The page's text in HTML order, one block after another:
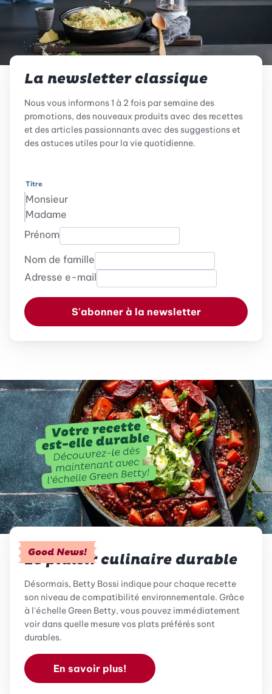
La newsletter classique
Nous vous informons 1 à 2 fois par semaine des
promotions, des nouveaux produits avec des recettes
et des articles passionnants avec des suggestions et
des astuces utiles pour la vie quotidienne.
Titre
Monsieur
Madame
Prénom
Nom de famille
Adresse e-mail
S'abonner à la newsletter
Good News!
Le plaisir culinaire durable
Désormais, Betty Bossi indique pour chaque recette
son niveau de compatibilité environnementale. Grâce
à l'échelle Green Betty, vous pouvez immédiatement
voir dans quelle mesure vos plats préférés sont
durables.
En savoir plus!